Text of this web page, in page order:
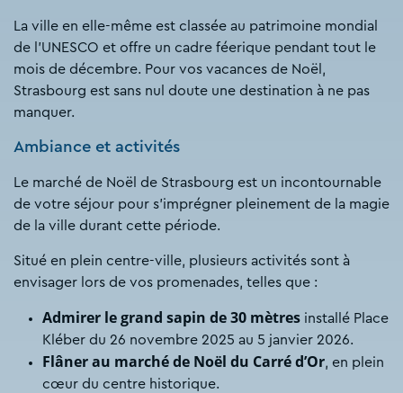
La ville en elle-même est classée au patrimoine mondial
de l’UNESCO et offre un cadre féerique pendant tout le
mois de décembre. Pour vos vacances de Noël,
Strasbourg est sans nul doute une destination à ne pas
manquer.
Ambiance et activités
Le marché de Noël de Strasbourg est un incontournable
de votre séjour pour s’imprégner pleinement de la magie
de la ville durant cette période.
Situé en plein centre-ville, plusieurs activités sont à
envisager lors de vos promenades, telles que :
Admirer le grand sapin de 30 mètres installé Place
Kléber du 26 novembre 2025 au 5 janvier 2026.
Flâner au marché de Noël du Carré d’Or, en plein
cœur du centre historique.